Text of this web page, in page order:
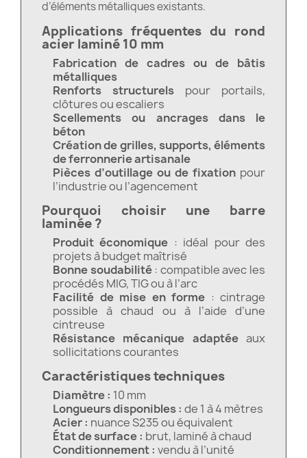
d’éléments métalliques existants.
Applications fréquentes du rond
acier laminé 10 mm
Fabrication de cadres ou de bâtis
métalliques
Renforts structurels pour portails,
clôtures ou escaliers
Scellements ou ancrages dans le
béton
Création de grilles, supports, éléments
de ferronnerie artisanale
Pièces d’outillage ou de fixation pour
l’industrie ou l’agencement
Pourquoi choisir une barre
laminée ?
Produit économique : idéal pour des
projets à budget maîtrisé
Bonne soudabilité: compatible avec les
procédés MIG, TIG ou à l’arc
Facilité de mise en forme : cintrage
possible à chaud ou à l’aide d’une
cintreuse
Résistance mécanique adaptéeaux
sollicitations courantes
Caractéristiques techniques
Diamètre : 10 mm
Longueurs disponibles : de 1 à 4 mètres
Acier : nuance S235 ou équivalent
État de surface : brut, laminé à chaud
Conditionnement : vendu à l’unité